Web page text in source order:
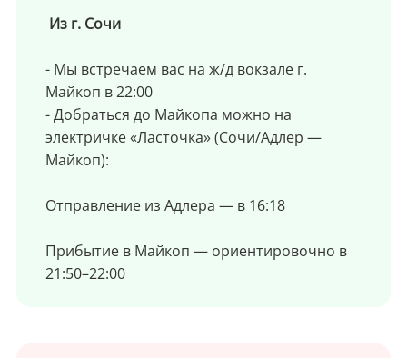
Из г. Сочи
- Мы встречаем вас на ж/д вокзале г.
Майкоп в 22:00
- Добраться до Майкопа можно на
электричке «Ласточка» (Сочи/Адлер —
Майкоп):
Отправление из Адлера — в 16:18
Прибытие в Майкоп — ориентировочно в
21:50–22:00